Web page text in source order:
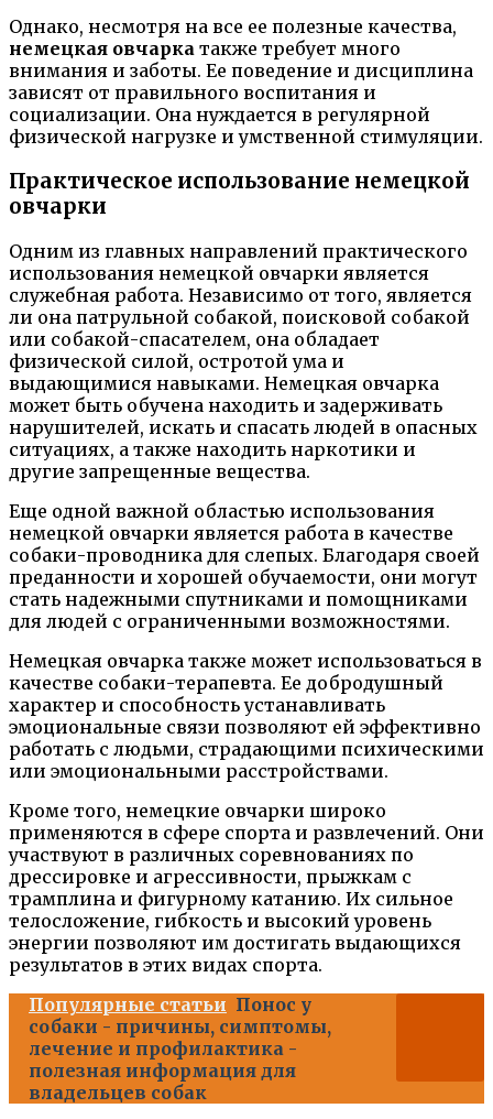
Однако, несмотря на все ее полезные качества,
немецкая овчарка также требует много
внимания и заботы. Ее поведение и дисциплина
зависят от правильного воспитания и
социализации. Она нуждается в регулярной
физической нагрузке и умственной стимуляции.
Практическое использование немецкой
овчарки
Одним из главных направлений практического
использования немецкой овчарки является
служебная работа. Независимо от того, является
ли она патрульной собакой, поисковой собакой
или собакой-спасателем, она обладает
физической силой, остротой ума и
выдающимися навыками. Немецкая овчарка
может быть обучена находить и задерживать
нарушителей, искать и спасать людей в опасных
ситуациях, а также находить наркотики и
другие запрещенные вещества.
Еще одной важной областью использования
немецкой овчарки является работа в качестве
собаки-проводника для слепых. Благодаря своей
преданности и хорошей обучаемости, они могут
стать надежными спутниками и помощниками
для людей с ограниченными возможностями.
Немецкая овчарка также может использоваться в
качестве собаки-терапевта. Ее добродушный
характер и способность устанавливать
эмоциональные связи позволяют ей эффективно
работать с людьми, страдающими психическими
или эмоциональными расстройствами.
Кроме того, немецкие овчарки широко
применяются в сфере спорта и развлечений. Они
участвуют в различных соревнованиях по
дрессировке и агрессивности, прыжкам с
трамплина и фигурному катанию. Их сильное
телосложение, гибкость и высокий уровень
энергии позволяют им достигать выдающихся
результатов в этих видах спорта.
Популярные статьи Понос у
собаки - причины, симптомы,
лечение и профилактика -
полезная информация для
владельцев собак